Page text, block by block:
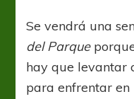
Se vendrá una
del Parque
hay que levantar
para enfrentar